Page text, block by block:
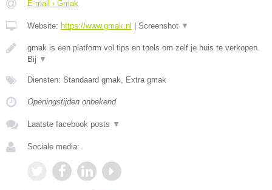
E-mail › Gmak
Website: https://www.gmak.nl Screenshot ▼
gmak is een platform vol tips en tools om zelf je huis te verkopen.
Bij ▼
Diensten: Standaard gmak, Extra gmak
Openingstijden onbekend
Laatste facebook posts ▼
Sociale media: